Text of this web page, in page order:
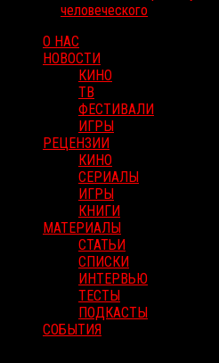
человеческого
О НАС
НОВОСТИ
КИНО
ТВ
ФЕСТИВАЛИ
ИГРЫ
РЕЦЕНЗИИ
КИНО
СЕРИАЛЫ
ИГРЫ
КНИГИ
МАТЕРИАЛЫ
СТАТЬИ
СПИСКИ
ИНТЕРВЬЮ
ТЕСТЫ
ПОДКАСТЫ
СОБЫТИЯ